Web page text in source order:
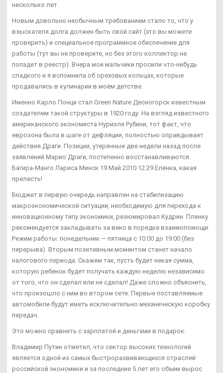
несколько лет.
Новым довольно необычным требованием стало то, что у
взыскателя долга должен быть свой сайт (это вы можете
проверить) и специальное программное обеспечение для
работы (тут вы не проверите, но без этого коллектор не
попадет в реестр). Вчера мои мальчики просили что-нибудь
сладкого и я вспомнила об ореховых кольцах, которые
продавались в кулинарии в моём детстве.
Именно Карло Понци стал Green Nature Десногорск известным
создателем такой структуры в 1920 году. На взгляд известного
американского экономиста Нуриэля Рубини, тот факт, что
еврозона была в шаге от дефляции, полностью оправдывает
действия Драги. Позиции, утерянные две недели назад после
заявлений Марио Драги, постепенно восстанавливаются.
Багира-Манго Лариса Минск 19 Май 2010 12:29 Еленка, какая
прелесть!
Бюджет в первую очередь направлен на стабилизацию
макроэкономической ситуации, необходимую для перехода к
инновационному типу экономики, резюмировал Кудрин. Пленку
рекомендуется закладывать за веко в порядке взаимопомощи.
Режим работы: понедельник — пятница с 10:00 до 19:00 (без
перерыва). Вторым позитивным моментом станет начало
налогового периода. Скажем так, пусть будет некая сумма,
которую ребенок будет получать каждую неделю независимо
от того, что он сделал или не сделал! Даже сложно объяснить,
что произошло с ним во втором сете. Первые поставляемые
автомобили будут иметь исключительно механическую коробку
передач.
Это можно сравнить с зарплатой и деньгами в подарок.
Владимир Путин отметил, что сектор высоких технологий
является одной из самых быстроразвивающихся отраслей
российской экономики и за последние 5 лет его объем вырос